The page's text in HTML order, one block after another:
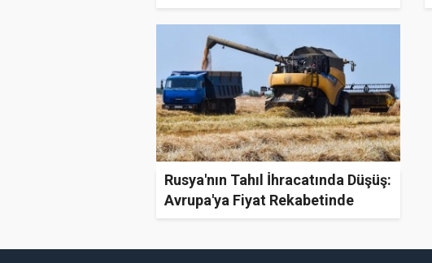
Ortak Proje: Planet Harvest
Rusya'nın Tahıl İhracatında Düşüş:
Avrupa'ya Fiyat Rekabetinde
Kayıp